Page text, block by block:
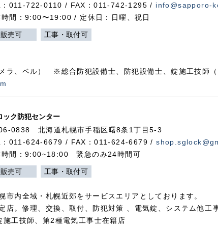
011-722-0110 / FAX：011-742-1295 / info@sapporo-
時間：9:00〜19:00 / 定休日：日曜、祝日
販売可 工事・取付可
ラ、ベル） ※総合防犯設備士、防犯設備士、錠施工技師
ック防犯センター
0838 北海道札幌市手稲区曙8条1丁目5-3
：011-624-6679 / FAX：011-624-6679 /
時間：9:00~18:00 緊急のみ24時間可
販売可 工事・取付可
市内全域・札幌近郊をサービスエリアとしております。
店。修理、交換、取付、防犯対策 、電気錠、システム他工
工技師、第2種電気工事士在籍店